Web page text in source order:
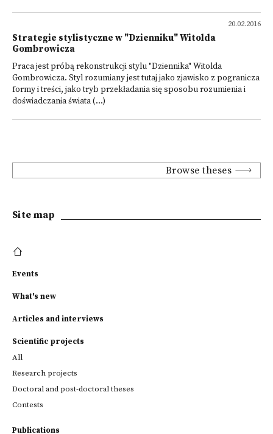
20.02.2016
Strategie stylistyczne w "Dzienniku" Witolda
Gombrowicza
Praca jest próbą rekonstrukcji stylu "Dziennika" Witolda
Gombrowicza. Styl rozumiany jest tutaj jako zjawisko z pogranicza
formy i treści, jako tryb przekładania się sposobu rozumienia i
doświadczania świata (...)
Browse theses
Site map
Events
What's new
Articles and interviews
Scientific projects
All
Research projects
Doctoral and post-doctoral theses
Contests
Publications